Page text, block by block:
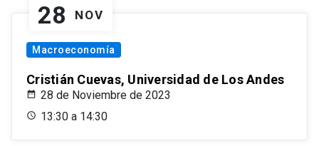
28 NOV
Macroeconomía
Cristián Cuevas, Universidad de Los Andes
28 de Noviembre de 2023
13:30 a 14:30